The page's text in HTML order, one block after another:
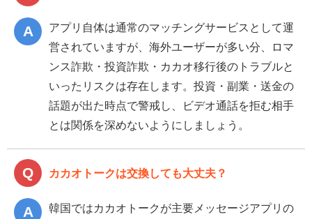
アプリ自体は通常のマッチングサービスとして運
営されていますが、海外ユーザーが多い分、ロマ
ンス詐欺・投資詐欺・カカオ移行後のトラブルと
いったリスクは存在します。投資・副業・送金の
話題が出た時点で警戒し、ビデオ通話を拒む相手
とは関係を深めないようにしましょう。
カカオトークは交換しても大丈夫？
韓国ではカカオトークが主要メッセージアプリの